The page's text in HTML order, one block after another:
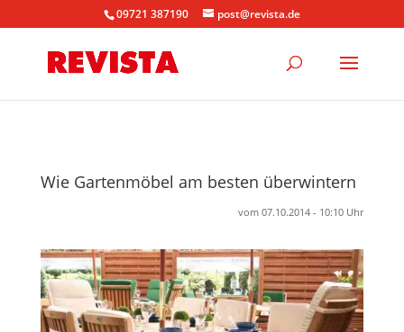
09721 387190 post@revista.de
Wie Gartenmöbel am besten überwintern
vom 07.10.2014 - 10:10 Uhr